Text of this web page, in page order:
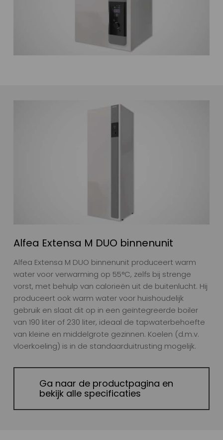
Alfea Extensa M DUO binnenunit
Alfea Extensa M DUO binnenunit produceert warm
water voor verwarming op 55°C, zelfs bij strenge
vorst, met behulp van calorieën uit de buitenlucht. Hij
produceert ook warm water voor huishoudelijk
gebruik en slaat dit op in een geïntegreerde boiler
van 190 liter of 230 liter, ideaal de tapwaterbehoefte
van kleine en middelgrote gezinnen. Koelen (d.m.v.
vloerkoeling) is in de standaarduitrusting mogelijk.
Ga naar de productpagina en
bekijk alle specificaties